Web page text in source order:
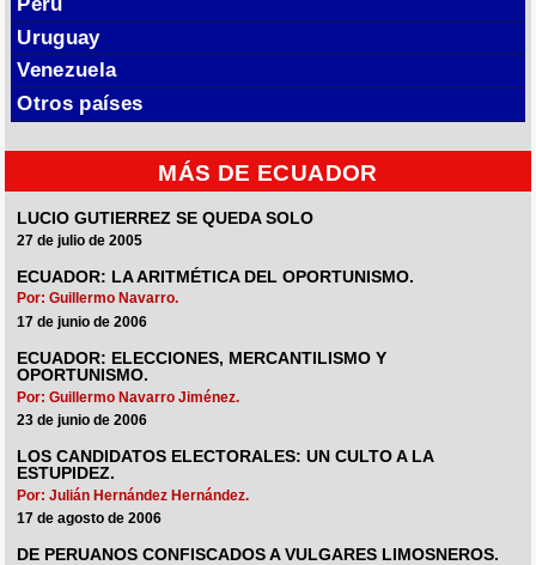
Uruguay
Venezuela
Otros países
MÁS DE ECUADOR
LUCIO GUTIERREZ SE QUEDA SOLO
27 de julio de 2005
ECUADOR: LA ARITMÉTICA DEL OPORTUNISMO.
Por: Guillermo Navarro.
17 de junio de 2006
ECUADOR: ELECCIONES, MERCANTILISMO Y
OPORTUNISMO.
Por: Guillermo Navarro Jiménez.
23 de junio de 2006
LOS CANDIDATOS ELECTORALES: UN CULTO A LA
ESTUPIDEZ.
Por: Julián Hernández Hernández.
17 de agosto de 2006
DE PERUANOS CONFISCADOS A VULGARES LIMOSNEROS.